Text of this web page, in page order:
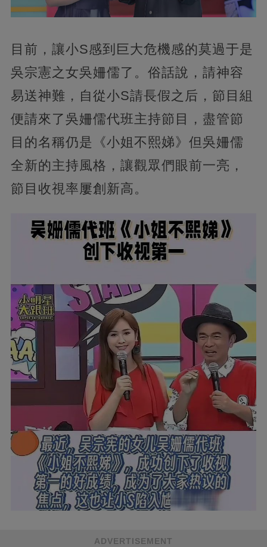
目前，讓小S感到巨大危機感的莫過于是
吳宗憲之女吳姍儒了。俗話說，請神容
易送神難，自從小S請長假之后，節目組
便請來了吳姍儒代班主持節目，盡管節
目的名稱仍是《小姐不熙娣》但吳姍儒
全新的主持風格，讓觀眾們眼前一亮，
節目收視率屢創新高。
ADVERTISEMENT